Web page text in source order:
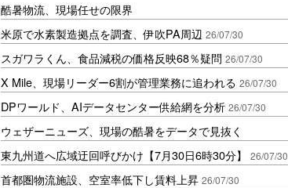
酷暑物流、現場任せの限界
米原で水素製造拠点を調査、伊吹PA周辺 26/07/30
スガワラくん、食品減税の価格反映68％疑問 26/07/30
X Mile、現場リーダー6割が管理業務に追われる 26/07/30
DPワールド、AIデータセンター供給網を分析 26/07/30
ウェザーニューズ、現場の酷暑をデータで見抜く
東九州道へ広域迂回呼びかけ【7月30日6時30分】
26/07/30
首都圏物流施設、空室率低下し賃料上昇 26/07/30